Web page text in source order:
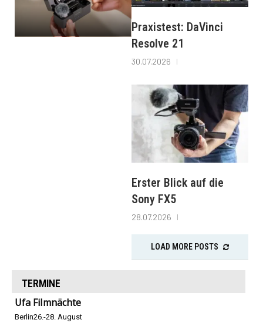
Praxistest: DaVinci
Resolve 21
30.07.2026
Erster Blick auf die
Sony FX5
28.07.2026
LOAD MORE POSTS
TERMINE
Ufa Filmnächte
Berlin26.-28. August